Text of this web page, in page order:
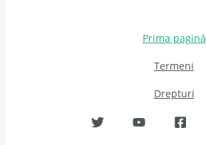
Prima pagină
Termeni
Drepturi